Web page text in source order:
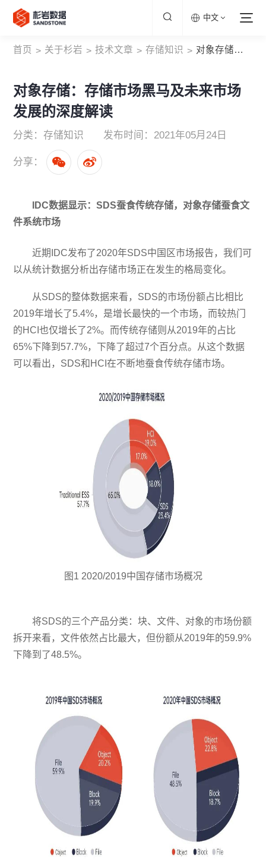
中文
首页 > 关于杉岩 > 技术文章 > 存储知识 > 对象存储：存储市场黑马及未来市场发展的深度解读
对象存储：存储市场黑马及未来市场
发展的深度解读
分类：存储知识 发布时间：2021年05月24日
分享：
IDC数据显示：SDS蚕食传统存储，对象存储蚕食文
件系统市场
近期IDC发布了2020年SDS中国区市场报告，我们可
以从统计数据分析出存储市场正在发生的格局变化。
从SDS的整体数据来看，SDS的市场份额占比相比
2019年增长了5.4%，是增长最快的一个市场，而较热门
的HCI也仅增长了2%。而传统存储则从2019年的占比
65%下降到57.7%，下降了超过7个百分点。从这个数据
可以看出，SDS和HCI在不断地蚕食传统存储市场。
图1 2020/2019中国存储市场概况
将SDS的三个产品分类：块、文件、对象的市场份额
拆开来看，文件依然占比最大，但份额从2019年的59.9%
下降到了48.5%。